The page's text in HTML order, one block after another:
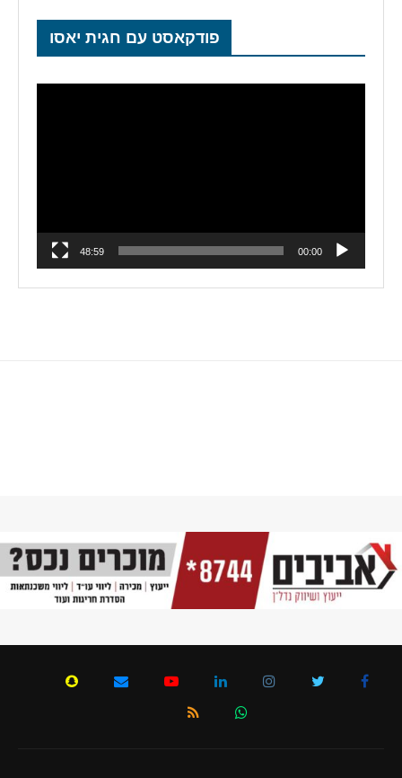
פודקאסט עם חגית יאסו
00:00
48:59